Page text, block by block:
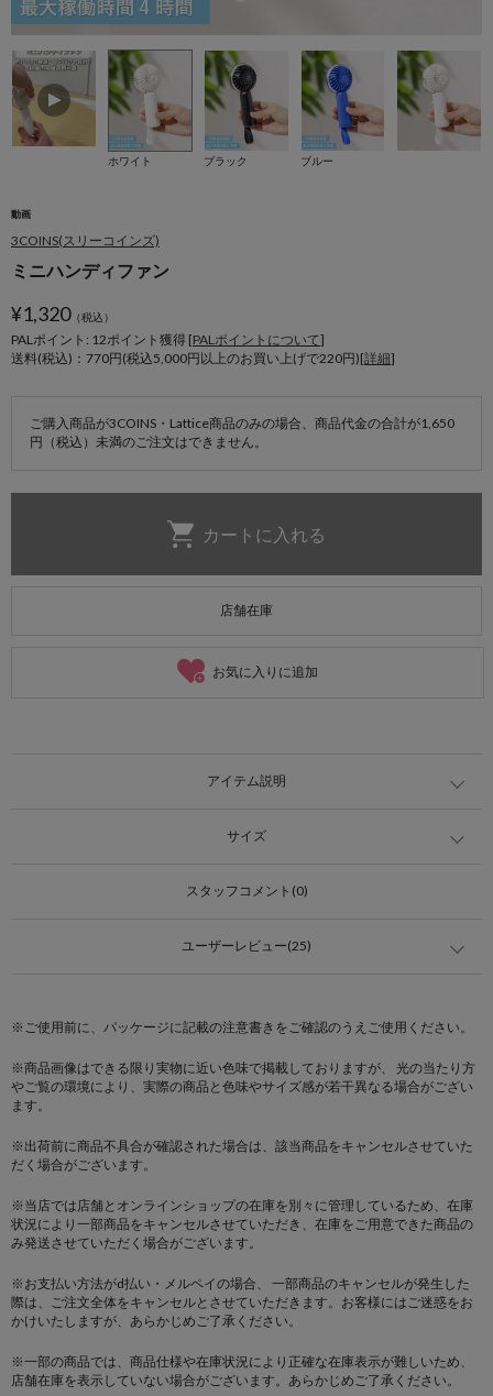
ホワイト ブラック ブルー
動画
3COINS(スリーコインズ)
ミニハンディファン
¥1,320（税込）
PALポイント: 12ポイント獲得 [PALポイントについて]
送料(税込)：770円(税込5,000円以上のお買い上げで220円)[詳細]
ご購入商品が3COINS・Lattice商品のみの場合、商品代金の合計が1,650
円（税込）未満のご注文はできません。
店舗在庫
お気に入りに追加
アイテム説明
サイズ
スタッフコメント(0)
ユーザーレビュー(25)
※ご使用前に、パッケージに記載の注意書きをご確認のうえご使用ください。
※商品画像はできる限り実物に近い色味で掲載しておりますが、 光の当たり方
やご覧の環境により、実際の商品と色味やサイズ感が若干異なる場合がござい
ます。
※出荷前に商品不具合が確認された場合は、該当商品をキャンセルさせていた
だく場合がございます。
※当店では店舗とオンラインショップの在庫を別々に管理しているため、在庫
状況により一部商品をキャンセルさせていただき、在庫をご用意できた商品の
み発送させていただく場合がございます。
※お支払い方法がd払い・メルペイの場合、 一部商品のキャンセルが発生した
際は、ご注文全体をキャンセルとさせていただきます。お客様にはご迷惑をお
かけいたしますが、あらかじめご了承ください。
※一部の商品では、商品仕様や在庫状況により正確な在庫表示が難しいため、
店舗在庫を表示していない場合がございます。あらかじめご了承ください。